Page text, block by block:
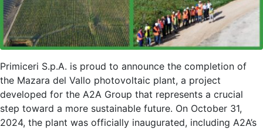
Primiceri S.p.A. is proud to announce the completion of
the Mazara del Vallo photovoltaic plant, a project
developed for the A2A Group that represents a crucial
step toward a more sustainable future. On October 31,
2024, the plant was officially inaugurated, including A2A’s